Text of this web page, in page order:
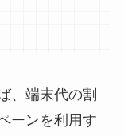
、端末代の割
ーンを利用す